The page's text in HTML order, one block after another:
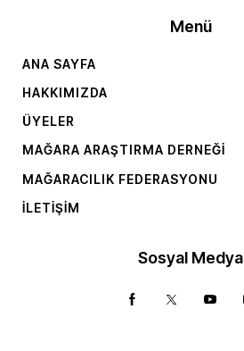
Menü
ANA SAYFA
HAKKIMIZDA
ÜYELER
MAĞARA ARAŞTIRMA DERNEĞI
MAĞARACILIK FEDERASYONU
İLETIŞIM
Sosyal Medya